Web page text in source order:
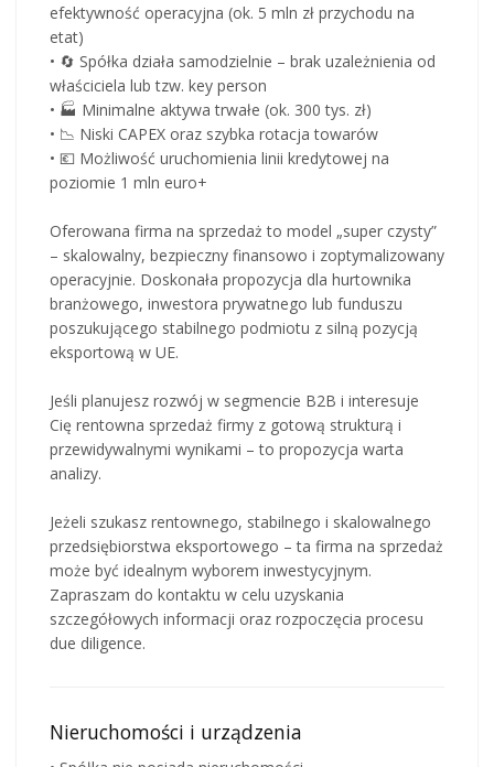
efektywność operacyjna (ok. 5 mln zł przychodu na
etat)
• 🔄 Spółka działa samodzielnie – brak uzależnienia od
właściciela lub tzw. key person
• 🏭 Minimalne aktywa trwałe (ok. 300 tys. zł)
• 📉 Niski CAPEX oraz szybka rotacja towarów
• 💶 Możliwość uruchomienia linii kredytowej na
poziomie 1 mln euro+
Oferowana firma na sprzedaż to model „super czysty”
– skalowalny, bezpieczny finansowo i zoptymalizowany
operacyjnie. Doskonała propozycja dla hurtownika
branżowego, inwestora prywatnego lub funduszu
poszukującego stabilnego podmiotu z silną pozycją
eksportową w UE.
Jeśli planujesz rozwój w segmencie B2B i interesuje
Cię rentowna sprzedaż firmy z gotową strukturą i
przewidywalnymi wynikami – to propozycja warta
analizy.
Jeżeli szukasz rentownego, stabilnego i skalowalnego
przedsiębiorstwa eksportowego – ta firma na sprzedaż
może być idealnym wyborem inwestycyjnym.
Zapraszam do kontaktu w celu uzyskania
szczegółowych informacji oraz rozpoczęcia procesu
due diligence.
Nieruchomości i urządzenia